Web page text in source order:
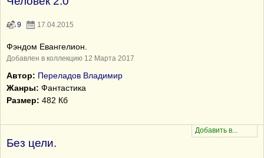
9 17.04.2015
Фэндом Евангелион.
Добавлен в коллекцию 12 Марта 2017
Автор: Переладов Владимир
Жанры: Фантастика
Размер: 482 Кб
Без цели.